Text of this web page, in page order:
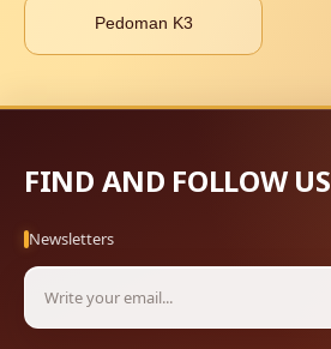
Pedoman K3
FIND AND FOLLOW US
Newsletters